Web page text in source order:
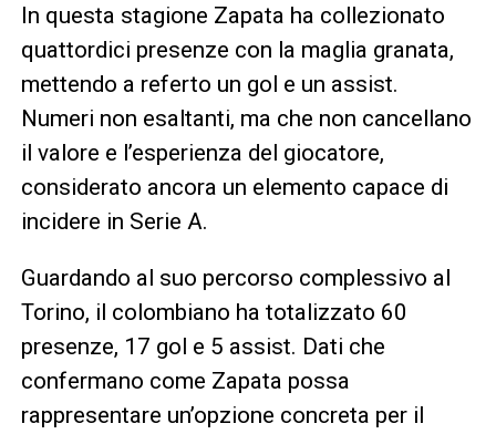
In questa stagione Zapata ha collezionato
quattordici presenze con la maglia granata,
mettendo a referto un gol e un assist.
Numeri non esaltanti, ma che non cancellano
il valore e l’esperienza del giocatore,
considerato ancora un elemento capace di
incidere in Serie A.
Guardando al suo percorso complessivo al
Torino, il colombiano ha totalizzato 60
presenze, 17 gol e 5 assist. Dati che
confermano come Zapata possa
rappresentare un’opzione concreta per il